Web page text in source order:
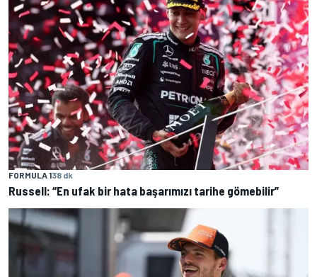
FORMULA 138 dk
Russell: “En ufak bir hata başarımızı tarihe gömebilir”